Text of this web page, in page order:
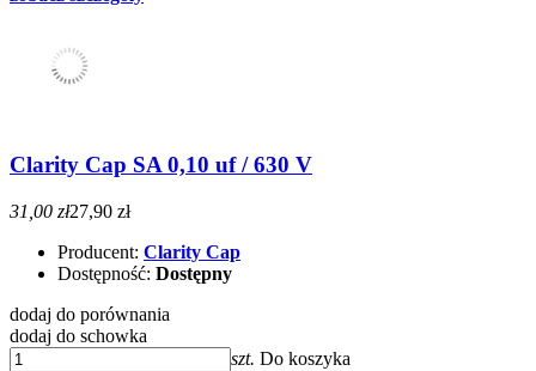
Clarity Cap SA 0,10 uf / 630 V
31,00 zł27,90 zł
Producent: Clarity Cap
Dostępność: Dostępny
dodaj do porównania
dodaj do schowka
szt. Do koszyka